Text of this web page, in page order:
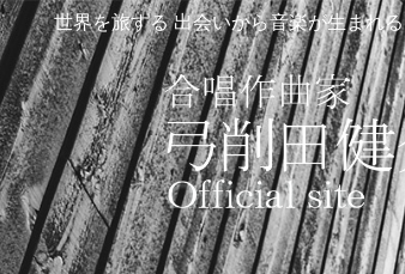
世界を旅する 出会いから音楽が生まれる